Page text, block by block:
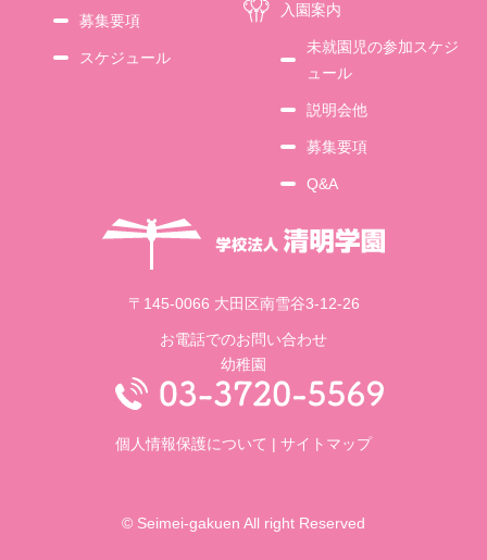
募集要項
スケジュール
入園案内
未就園児の参加スケジ
ュール
説明会他
募集要項
Q&A
〒145-0066 大田区南雪谷3-12-26
お電話でのお問い合わせ
幼稚園
個人情報保護について | サイトマップ
© Seimei-gakuen All right Reserved